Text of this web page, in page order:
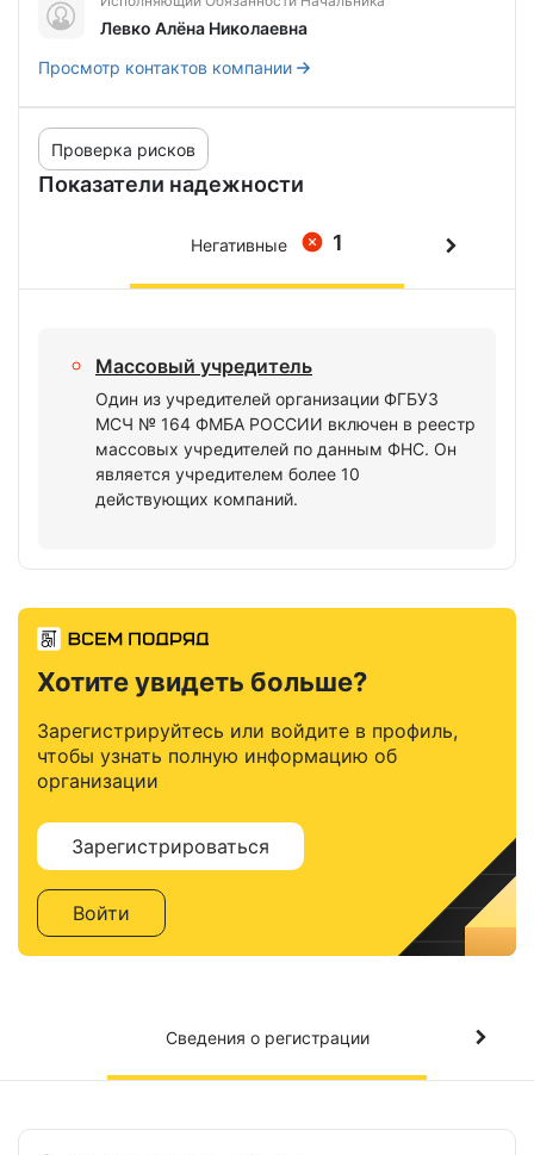
Левко Алёна Николаевна
Просмотр контактов компании
Показатели надежности
Проверка рисков
1
Негативные
Массовый учредитель
Один из учредителей организации ФГБУЗ
МСЧ № 164 ФМБА РОССИИ включен в реестр
массовых учредителей по данным ФНС. Он
является учредителем более 10
действующих компаний.
Хотите увидеть больше?
Зарегистрируйтесь или войдите в профиль,
чтобы узнать полную информацию об
организации
Зарегистрироваться
Войти
Сведения о регистрации